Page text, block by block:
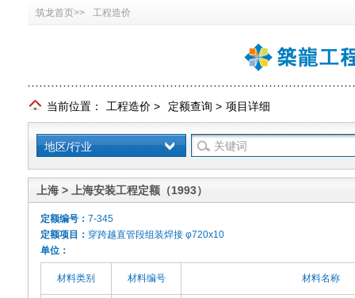
筑龙首页>> 工程造价
当前位置： 工程造价 > 定额查询 > 项目详细
地区/行业
上海 > 上海安装工程定额（1993）
定额编号： 7-345
定额项目： 穿跨越直管段组装焊接 φ720x10
单位：
材料类别 材料编号 材料名称